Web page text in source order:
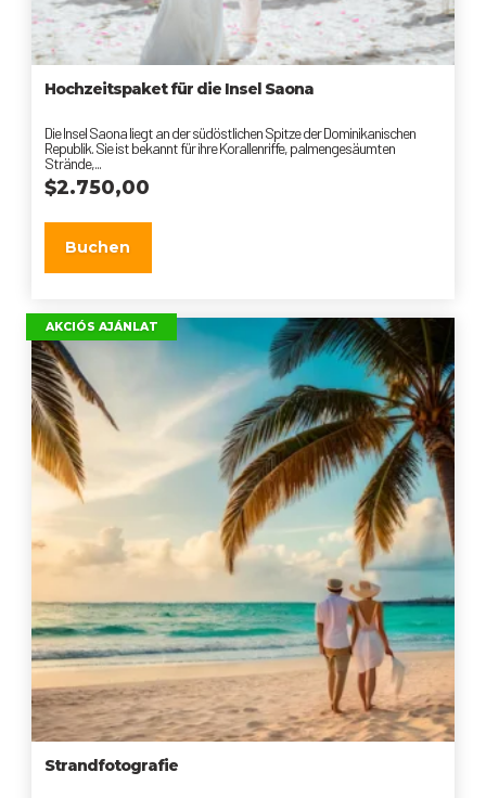
Hochzeitspaket für die Insel Saona
Die Insel Saona liegt an der südöstlichen Spitze der Dominikanischen
Republik. Sie ist bekannt für ihre Korallenriffe, palmengesäumten
Strände,...
$2.750,00
Buchen
Strandfotografie
AKCIÓS AJÁNLAT